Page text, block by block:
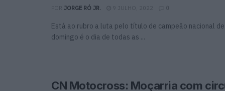
JORGE RÓ JR. 9 JULHO, 2022 0
Está ao rubro a luta pelo título de campeão nacional
domingo é o dia de todas as ...
CN Motocross: Moçarria com